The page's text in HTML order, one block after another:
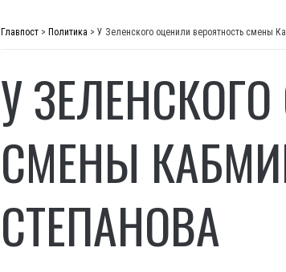
Главпост > Политика > У Зеленского оценили вероятность смены
У
СМЕНЫ
СТЕПАНОВА